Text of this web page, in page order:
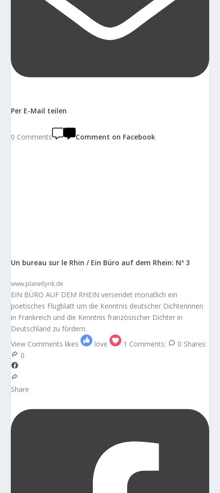
Per E-Mail teilen
0 Comments Comment on Facebook
Un bureau sur le Rhin / Ein Büro auf dem Rhein: Nº 3
www.planetlyrik.de
EIN BÜRO AUF DEM RHEIN versendet monatlich ein
poetisches Flugblatt um die Kenntnis deutscher Dichterinnen
in Frankreich und die Kenntnis französischer Dichter in
Deutschland zu fördern.
View Comments likes love 1 Comments: 0 Shares:
0
Share